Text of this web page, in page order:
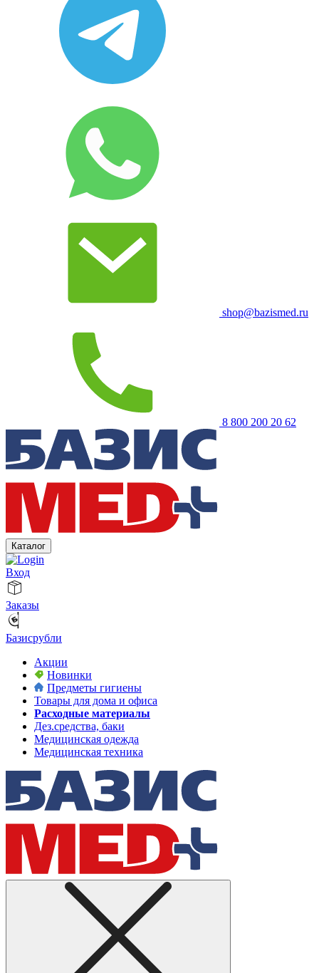
shop@bazismed.ru
8 800 200 20 62
Каталог
Вход
Заказы
Базисрубли
Акции
Новинки
Предметы гигиены
Товары для дома и офиса
Расходные материалы
Дез.средства, баки
Медицинская одежда
Медицинская техника